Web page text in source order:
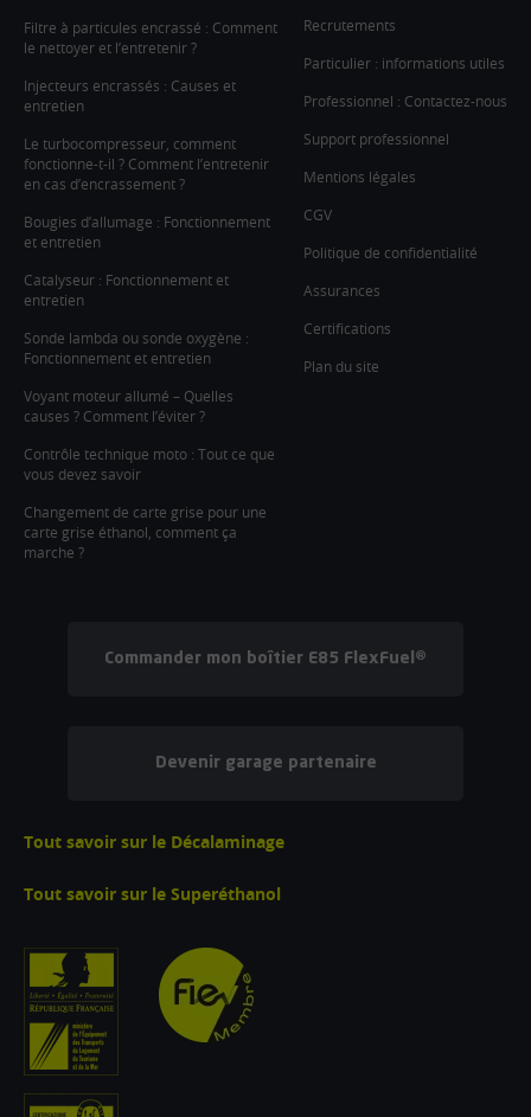
Filtre à particules encrassé : Comment
le nettoyer et l’entretenir ?
Injecteurs encrassés : Causes et
entretien
Le turbocompresseur, comment
fonctionne-t-il ? Comment l’entretenir
en cas d’encrassement ?
Bougies d’allumage : Fonctionnement
et entretien
Catalyseur : Fonctionnement et
entretien
Sonde lambda ou sonde oxygène :
Fonctionnement et entretien
Voyant moteur allumé – Quelles
causes ? Comment l’éviter ?
Contrôle technique moto : Tout ce que
vous devez savoir
Changement de carte grise pour une
carte grise éthanol, comment ça
marche ?
Recrutements
Particulier : informations utiles
Professionnel : Contactez-nous
Support professionnel
Mentions légales
CGV
Politique de confidentialité
Assurances
Certifications
Plan du site
Commander mon boîtier E85 FlexFuel®
Devenir garage partenaire
Tout savoir sur le Décalaminage
Tout savoir sur le Superéthanol